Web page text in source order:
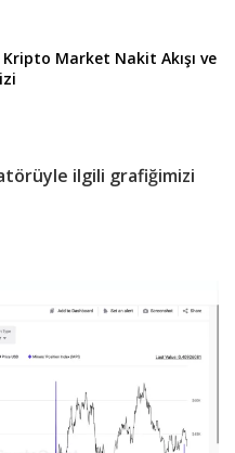
Market Nakit Akışı ve
ilgili grafiğimizi